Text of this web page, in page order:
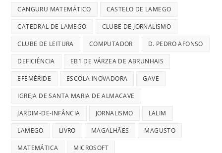
CANGURU MATEMÁTICO CASTELO DE LAMEGO
CATEDRAL DE LAMEGO CLUBE DE JORNALISMO
CLUBE DE LEITURA COMPUTADOR D. PEDRO AFONSO
DEFICIÊNCIA EB1 DE VÁRZEA DE ABRUNHAIS
EFEMÉRIDE ESCOLA INOVADORA GAVE
IGREJA DE SANTA MARIA DE ALMACAVE
JARDIM-DE-INFÂNCIA JORNALISMO LALIM
LAMEGO LIVRO MAGALHÃES MAGUSTO
MATEMÁTICA MICROSOFT